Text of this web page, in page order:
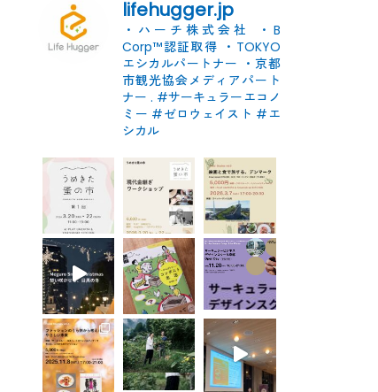
lifehugger.jp
・ハーチ株式会社
・B
Corp™認証取得 ・TOKYO
エシカルパートナー ・京都
市観光協会メディアパート
ナー . #サーキュラーエコノ
ミー #ゼロウェイスト #エ
シカル